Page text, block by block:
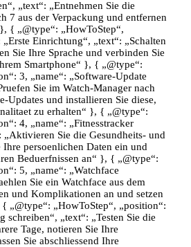
„text“: „Entnehmen Sie die
7 aus der Verpackung und entfernen
{ „@type“: „HowToStep“,
Einrichtung“, „text“: „Schalten
Sie Ihre Sprache und verbinden Sie
Smartphone“ }, { „@type“:
3, „name“: „Software-Update
Sie im Watch-Manager nach
Updates und installieren Sie diese,
zu erhalten“ }, { „@type“:
4, „name“: „Fitnesstracker
Sie die Gesundheits- und
Ihre persoenlichen Daten ein und
Beduerfnissen an“ }, { „@type“:
5, „name“: „Watchface
Sie ein Watchface aus dem
und Komplikationen an und setzen
„@type“: „HowToStep“, „position“:
schreiben“, „text“: „Testen Sie die
Tage, notieren Sie Ihre
Sie abschliessend Ihre